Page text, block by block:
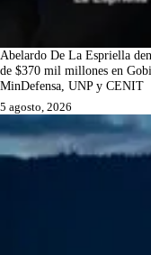
Abelardo De La Espriella
de $370 mil millones en
MinDefensa, UNP y CENIT
5 agosto, 2026